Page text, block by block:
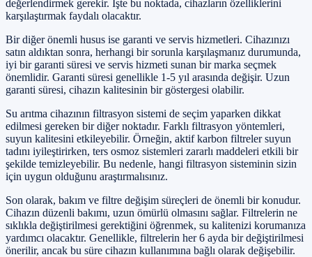
değerlendirmek gerekir. İşte bu noktada, cihazların özelliklerini
karşılaştırmak faydalı olacaktır.
Bir diğer önemli husus ise garanti ve servis hizmetleri. Cihazınızı
satın aldıktan sonra, herhangi bir sorunla karşılaşmanız durumunda,
iyi bir garanti süresi ve servis hizmeti sunan bir marka seçmek
önemlidir. Garanti süresi genellikle 1-5 yıl arasında değişir. Uzun
garanti süresi, cihazın kalitesinin bir göstergesi olabilir.
Su arıtma cihazının filtrasyon sistemi de seçim yaparken dikkat
edilmesi gereken bir diğer noktadır. Farklı filtrasyon yöntemleri,
suyun kalitesini etkileyebilir. Örneğin, aktif karbon filtreler suyun
tadını iyileştirirken, ters osmoz sistemleri zararlı maddeleri etkili bir
şekilde temizleyebilir. Bu nedenle, hangi filtrasyon sisteminin sizin
için uygun olduğunu araştırmalısınız.
Son olarak, bakım ve filtre değişim süreçleri de önemli bir konudur.
Cihazın düzenli bakımı, uzun ömürlü olmasını sağlar. Filtrelerin ne
sıklıkla değiştirilmesi gerektiğini öğrenmek, su kalitenizi korumanıza
yardımcı olacaktır. Genellikle, filtrelerin her 6 ayda bir değiştirilmesi
önerilir, ancak bu süre cihazın kullanımına bağlı olarak değişebilir.